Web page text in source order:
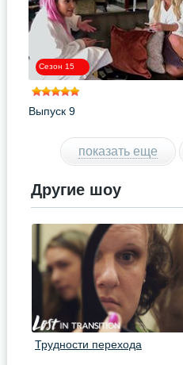
Сезон 15
Выпуск 9
показать еще
Другие шоу
Трудности перехода